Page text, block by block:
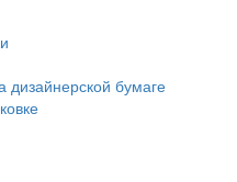
дизайнерской бумаге